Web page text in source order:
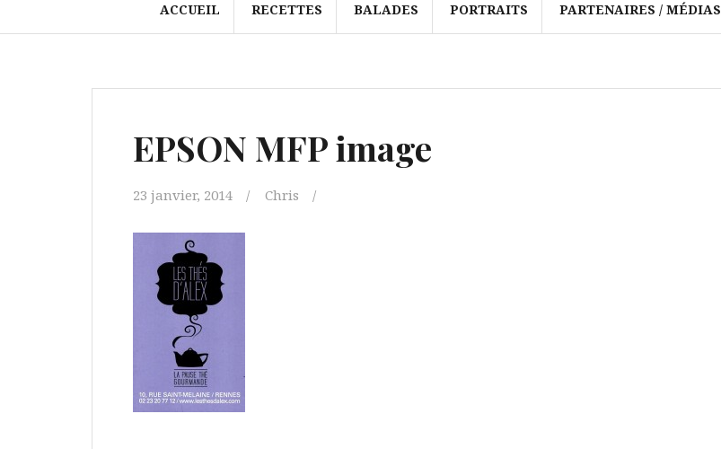
ACCUEIL RECETTES BALADES PORTRAITS PARTENAIRES / MÉDIAS
EPSON MFP image
23 janvier, 2014 Chris